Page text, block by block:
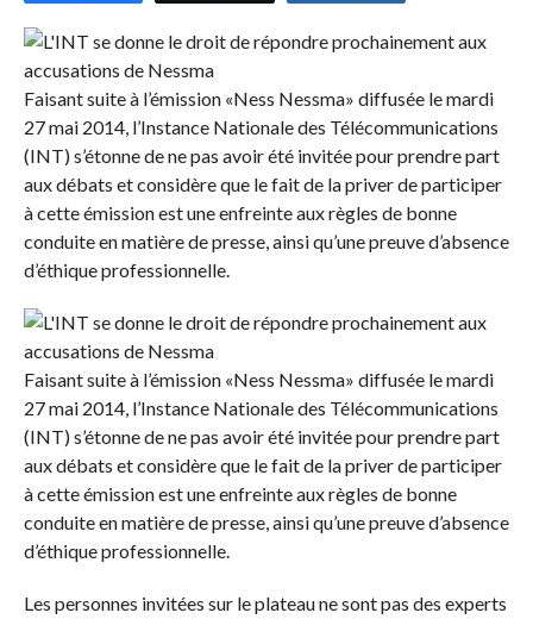
Faisant suite à l’émission «Ness Nessma» diffusée le mardi
27 mai 2014, l’Instance Nationale des Télécommunications
(INT) s’étonne de ne pas avoir été invitée pour prendre part
aux débats et considère que le fait de la priver de participer
à cette émission est une enfreinte aux règles de bonne
conduite en matière de presse, ainsi qu’une preuve d’absence
d’éthique professionnelle.
Faisant suite à l’émission «Ness Nessma» diffusée le mardi
27 mai 2014, l’Instance Nationale des Télécommunications
(INT) s’étonne de ne pas avoir été invitée pour prendre part
aux débats et considère que le fait de la priver de participer
à cette émission est une enfreinte aux règles de bonne
conduite en matière de presse, ainsi qu’une preuve d’absence
d’éthique professionnelle.
Les personnes invitées sur le plateau ne sont pas des experts